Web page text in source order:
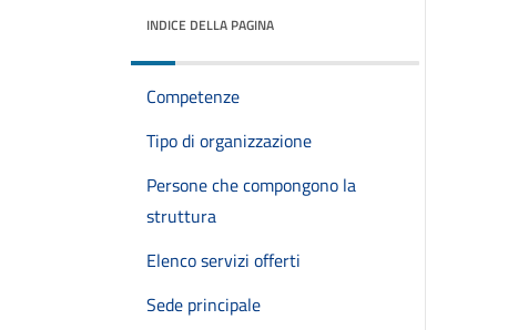
INDICE DELLA PAGINA
Competenze
Tipo di organizzazione
Persone che compongono la
struttura
Elenco servizi offerti
Sede principale